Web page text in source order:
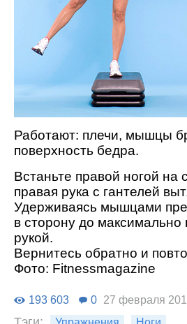
Работают: плечи, мышцы
поверхность бедра.
Встаньте правой ногой на
правая рука с гантелей
Удерживаясь мышцами
в сторону до
рукой.
Вернитесь обратно и
Фото: Fitnessmagazine
193 603 0 27 февраля